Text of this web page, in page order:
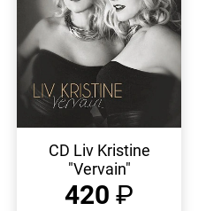
ПРОСМОТР
CD Liv Kristine
"Vervain"
420 ₽